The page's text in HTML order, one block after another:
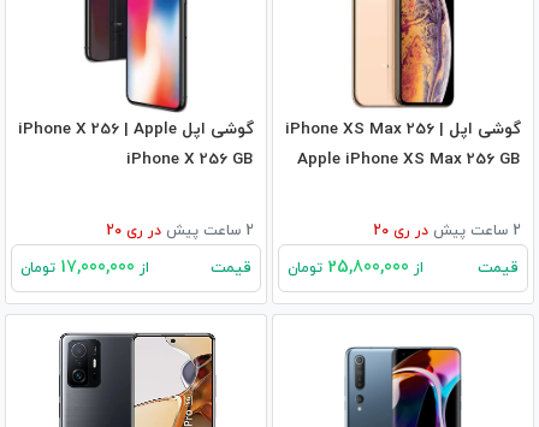
گوشی اپل iPhone XS Max 256 |
Apple iPhone XS Max 256 GB
2 ساعت پیش در ری 20
قیمت از تومان
گوشی اپل iPhone X 256 | Apple
iPhone X 256 GB
2 ساعت پیش در ری 20
قیمت از تومان